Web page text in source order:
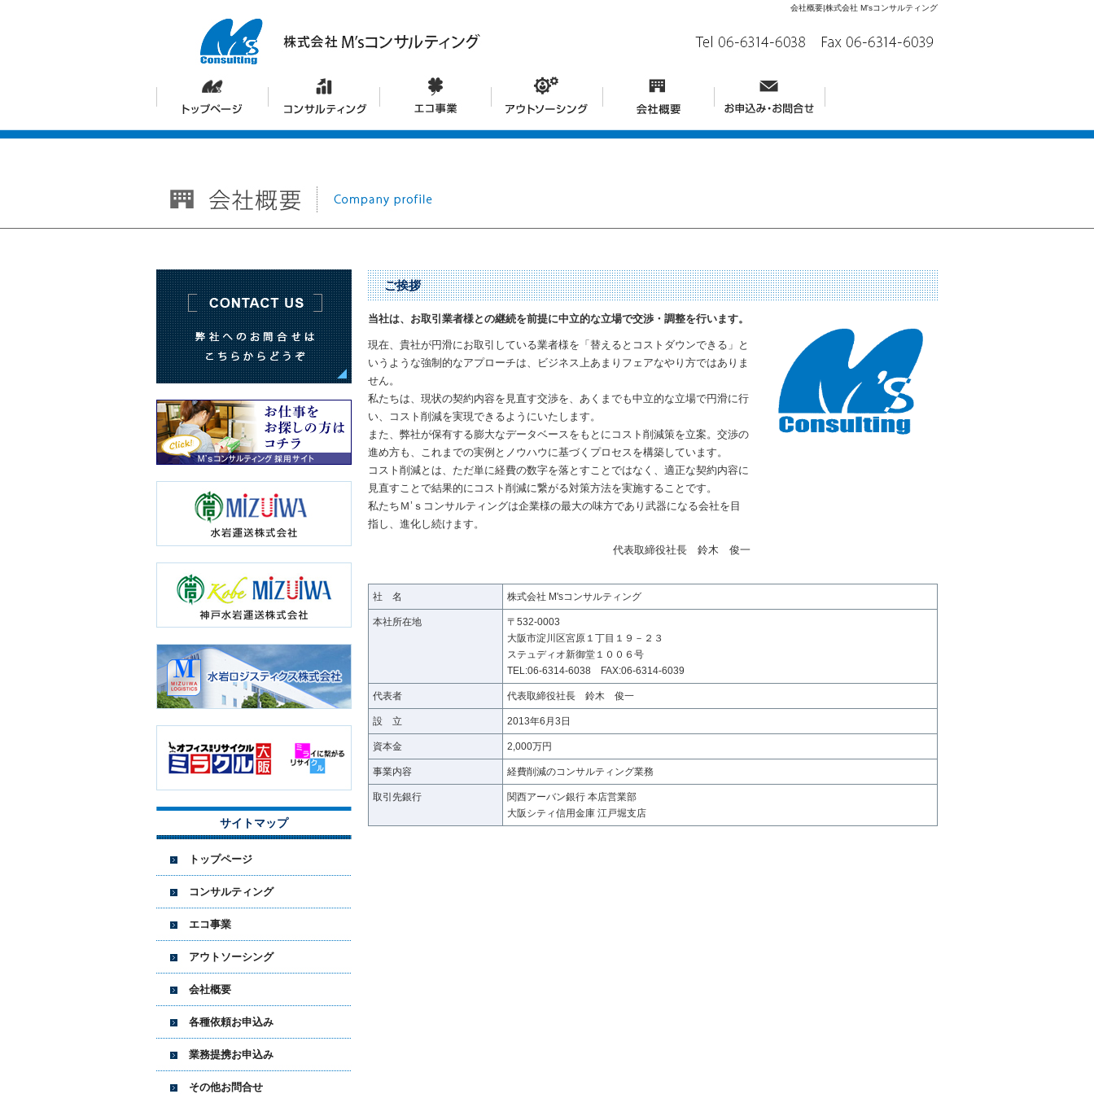
会社概要|株式会社 M'sコンサルティング
サイトマップ
トップページ
コンサルティング
エコ事業
アウトソーシング
会社概要
各種依頼お申込み
業務提携お申込み
その他お問合せ
ご挨拶
当社は、お取引業者様との継続を前提に中立的な立場で交渉・調整を行います。
現在、貴社が円滑にお取引している業者様を「替えるとコストダウンできる」と
いうような強制的なアプローチは、ビジネス上あまりフェアなやり方ではありま
せん。
私たちは、現状の契約内容を見直す交渉を、あくまでも中立的な立場で円滑に行
い、コスト削減を実現できるようにいたします。
また、弊社が保有する膨大なデータベースをもとにコスト削減策を立案。交渉の
進め方も、これまでの実例とノウハウに基づくプロセスを構築しています。
コスト削減とは、ただ単に経費の数字を落とすことではなく、適正な契約内容に
見直すことで結果的にコスト削減に繋がる対策方法を実施することです。
私たちＭ’ｓコンサルティングは企業様の最大の味方であり武器になる会社を目
指し、進化し続けます。
代表取締役社長 鈴木 俊一
社 名 株式会社 M'sコンサルティング
本社所在地
〒532-0003
大阪市淀川区宮原１丁目１９－２３
ステュディオ新御堂１００６号
TEL:06-6314-6038 FAX:06-6314-6039
代表者 代表取締役社長 鈴木 俊一
設 立 2013年6月3日
資本金 2,000万円
事業内容 経費削減のコンサルティング業務
取引先銀行
関西アーバン銀行 本店営業部
大阪シティ信用金庫 江戸堀支店